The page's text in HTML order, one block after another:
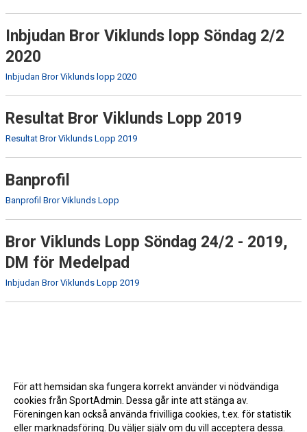
VALLAGUIDE
VÄLKOMMEN TILL LIF SKIDOR
Inbjudan Bror Viklunds lopp Söndag 2/2
2020
Inbjudan Bror Viklunds lopp 2020
Resultat Bror Viklunds Lopp 2019
Resultat Bror Viklunds Lopp 2019
Banprofil
Banprofil Bror Viklunds Lopp
Bror Viklunds Lopp Söndag 24/2 - 2019,
DM för Medelpad
Inbjudan Bror Viklunds Lopp 2019
För att hemsidan ska fungera korrekt använder vi nödvändiga
cookies från SportAdmin. Dessa går inte att stänga av.
Föreningen kan också använda frivilliga cookies, t.ex. för statistik
eller marknadsföring. Du väljer själv om du vill acceptera dessa.